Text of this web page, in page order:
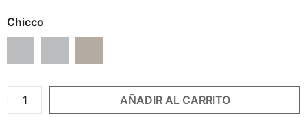
Chicco
AÑADIR AL CARRITO